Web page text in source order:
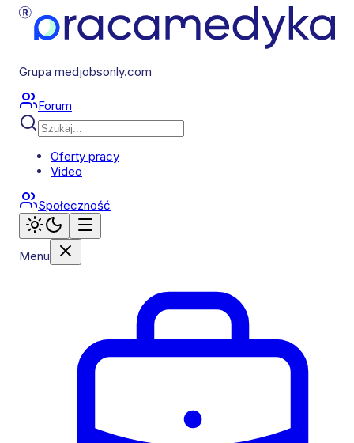
Grupa medjobsonly.com
Forum
Oferty pracy
Video
Społeczność
Menu